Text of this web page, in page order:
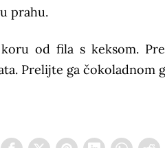
prahu.
od fila s keksom.
Prelijte ga čokoladnom